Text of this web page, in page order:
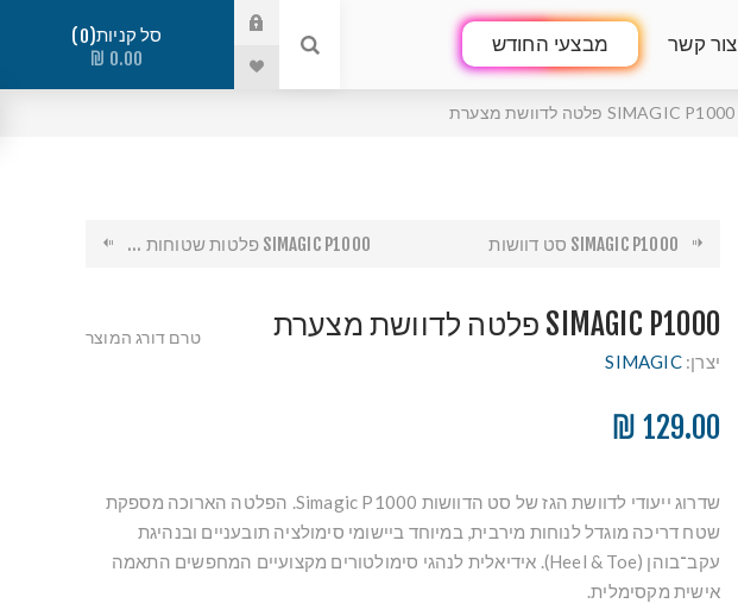
צור קשר מבצעי החודש סל קניות 0
0.00 ₪
SIMAGIC P1000 פלטה לדוושת מצערת
SIMAGIC P1000 סט דוושות SIMAGIC P1000 פלטות שטוחות ...
SIMAGIC P1000 פלטה לדוושת מצערת
יצרן: SIMAGIC
טרם דורג המוצר
129.00 ₪
שדרוג ייעודי לדוושת הגז של סט הדוושות Simagic P1000. הפלטה הארוכה מספקת
שטח דריכה מוגדל לנוחות מירבית, במיוחד ביישומי סימולציה תובעניים ובנהיגת
עקב־בוהן (Heel & Toe). אידיאלית לנהגי סימולטורים מקצועיים המחפשים התאמה
אישית מקסימלית.